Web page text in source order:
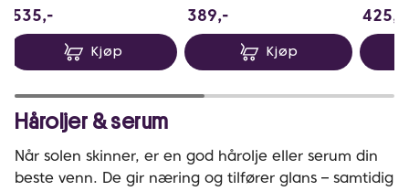
535,-
Kjøp
389,-
Kjøp
425,-
Håroljer & serum
Når solen skinner, er en god hårolje eller serum din
beste venn. De gir næring og tilfører glans – samtidig